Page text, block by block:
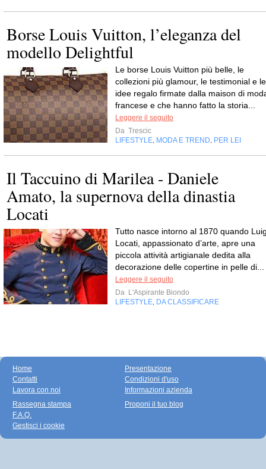
Borse Louis Vuitton, l’eleganza del
modello Delightful
Le borse Louis Vuitton più belle, le
collezioni più glamour, le testimonial e le
idee regalo firmate dalla maison di
francese e che hanno fatto la storia...
Leggere il seguito
Da Trescic
LIFESTYLE MODA E TREND PER LEI
Il Taccuino di Marilea - Daniele
Amato, la supernova della dinastia
Locati
Tutto nasce intorno al 1870 quando
Locati, appassionato d’arte, apre una
piccola attività artigianale dedita alla
decorazione delle copertine in pelle di...
Leggere il seguito
Da L'Aspirante Biondo
LIFESTYLE DA CLASSIFICARE
Home
Contatti
Lavora con noi
Presentazione
Condizioni d'uso
Informazioni azienda
Rassegna stampa
F.A.Q.
Gestisci i cookie
Proponi il tuo blog